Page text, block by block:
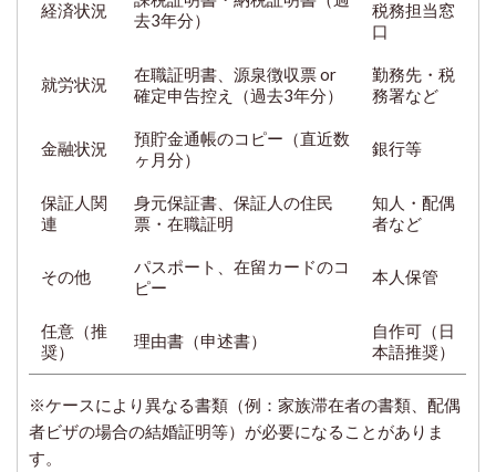
経済状況
去3年分）
税務担当窓
口
就労状況
在職証明書、源泉徴収票 or
確定申告控え（過去3年分）
勤務先・税
務署など
金融状況
預貯金通帳のコピー（直近数
ヶ月分）
銀行等
保証人関
連
身元保証書、保証人の住民
票・在職証明
知人・配偶
者など
その他
パスポート、在留カードのコ
ピー
本人保管
任意（推
奨）
理由書（申述書）
自作可（日
本語推奨）
※ケースにより異なる書類（例：家族滞在者の書類、配偶
者ビザの場合の結婚証明等）が必要になることがありま
す。